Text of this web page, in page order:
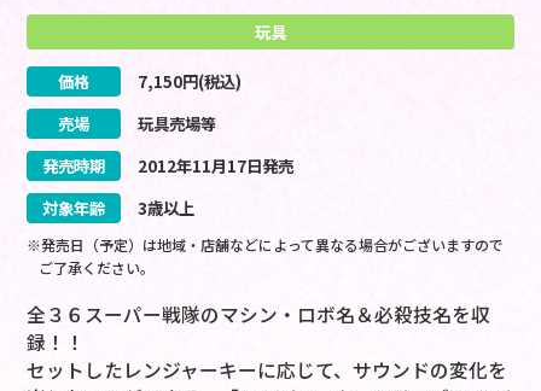
玩具
価格 7,150円(税込)
売場
玩具売場等
発売時期
2012年11月17日発売
対象年齢
3歳以上
※発売日（予定）は地域・店舗などによって異なる場合がございますので
ご了承ください。
全３６スーパー戦隊のマシン・ロボ名＆必殺技名を収
録！！
セットしたレンジャーキーに応じて、サウンドの変化を